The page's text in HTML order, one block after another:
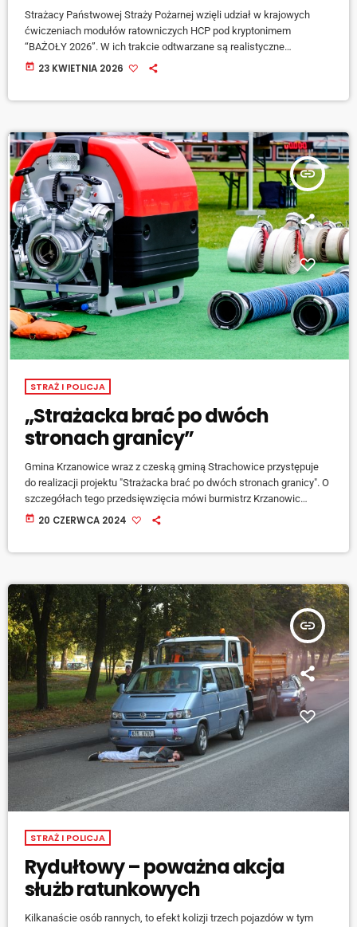
Strażacy Państwowej Straży Pożarnej wzięli udział w krajowych
ćwiczeniach modułów ratowniczych HCP pod kryptonimem
“BAŻOŁY 2026”. W ich trakcie odtwarzane są realistyczne
scenariusze powodziowe – uczestnicy testują sprzęt oraz
today 23 KWIETNIA 2026
insert_link
STRAŻ I POLICJA
„Strażacka brać po dwóch
stronach granicy”
Gmina Krzanowice wraz z czeską gminą Strachowice przystępuje
do realizacji projektu "Strażacka brać po dwóch stronach granicy". O
szczegółach tego przedsięwzięcia mówi burmistrz Krzanowic
Andrzej Strzedulla: [jwplayer mediaid="151345"] Projekt składa się z
mediaid="151346"] Na realizację projektu jego uczestnicy pozyskali
[…]
today 20 CZERWCA 2024
insert_link
STRAŻ I POLICJA
Rydułtowy – poważna akcja
służb ratunkowych
Kilkanaście osób rannych, to efekt kolizji trzech pojazdów w tym